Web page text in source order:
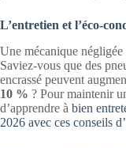
L’entretien et l’éco-
Une mécanique
Saviez-vous que des
encrassé peuvent
10 % ? Pour maintenir
d’apprendre à bien
2026 avec ces conseils